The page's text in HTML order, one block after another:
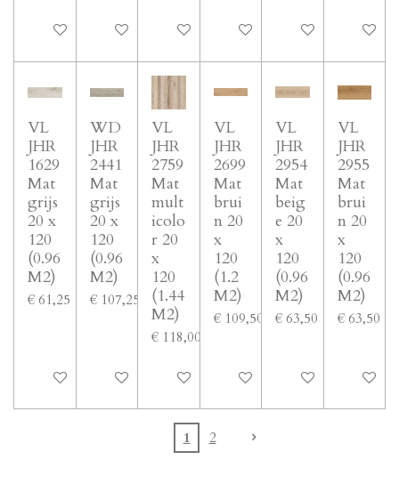
In winkelwagenIn winkelwagenIn winkelwagenIn winkelwagenIn winkelwagen
In
VL
JHR
1629
Mat
grijs
20 x
120
(0.96
M2)
€ 61,25
In winkelwagen
WD
JHR
2441
Mat
grijs
20 x
120
(0.96
M2)
€ 107,25
In winkelwagen
VL
JHR
2759
Mat
mult
icolo
r 20
x
120
(1.44
M2)
€ 118,00
In winkelwagen
VL
JHR
2699
Mat
brui
n 20
x
120
(1.2
M2)
€ 109,50
In winkelwagen
VL
JHR
2954
Mat
beig
e 20
x
120
(0.96
M2)
€ 63,50
In winkelwagen
VL
JHR
2955
Mat
brui
n 20
x
120
(0.96
M2)
€ 63,50
In
1 2